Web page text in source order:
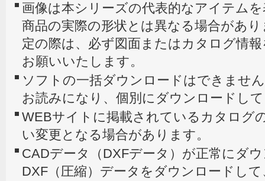
画像は本シリーズの代表的なアイテム
商品の実際の形状とは異なる場合があ
定の際は、必ず図面またはカタログ情
お願いいたします。
ソフトの一括ダウンロードはできませ
お読みになり、個別にダウンロードし
WEBサイトに掲載されているカタログ
い変更となる場合があります。
CADデータ（DXFデータ）が正常にダ
DXF（圧縮）データをダウンロードし